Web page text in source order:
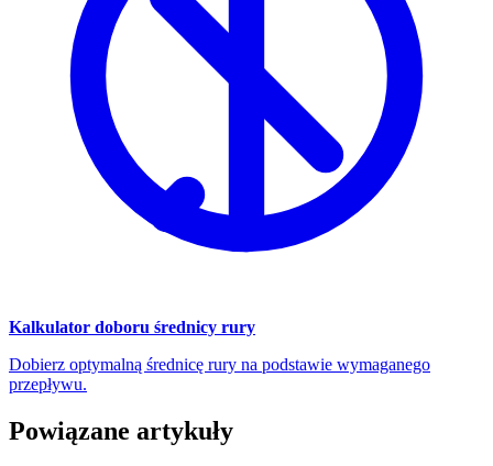
Kalkulator doboru średnicy rury
Dobierz optymalną średnicę rury na podstawie wymaganego
przepływu.
Powiązane artykuły